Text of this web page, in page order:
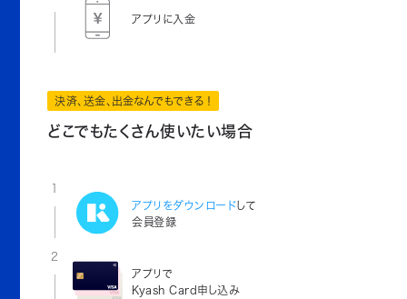
アプリに入金
決済、送金、出金なんでもできる！
どこでもたくさん使いたい場合
1
アプリをダウンロードして
会員登録
2
アプリで
Kyash Card申し込み